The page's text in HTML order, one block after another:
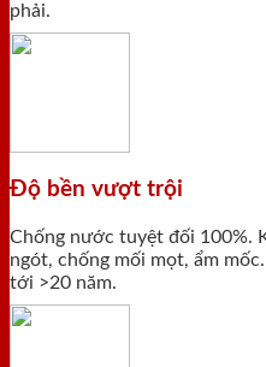
phải.
Độ bền vượt trội
Chống nước tuyệt đối 100%.
ngót, chống mối mọt, ẩm
tới >20 năm.